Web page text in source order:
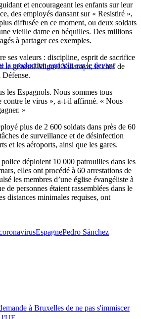
et encourageant les enfants sur leur
des employés dansant sur « Resistiré »,
diffusée en ce moment, ou deux soldats
vieille dame en béquilles. Des millions
à partager ces exemples.
la production agricole sur le devant
ses valeurs : discipline, esprit de sacrifice
le général Miguel Villaroya, le chef de
Défense.
les Espagnols. Nous sommes tous
contre le virus », a-t-il affirmé. « Nous
»
plus de 2 600 soldats dans près de 60
de surveillance et de désinfection
et les aéroports, ainsi que les gares.
déploient 10 000 patrouilles dans les
elles ont procédé à 60 arrestations de
les membres d’une église évangéliste à
de personnes étaient rassemblées dans le
distances minimales requises, ont
EspagnePedro Sánchez
à Bruxelles de ne pas s'immiscer